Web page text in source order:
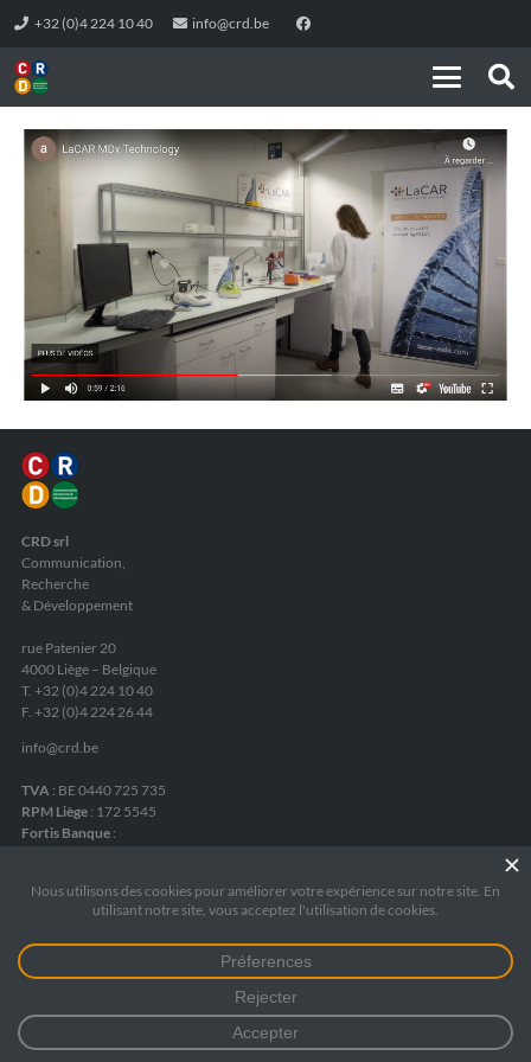
+32 (0)4 224 10 40 info@crd.be
CRD srl
Communication,
Recherche
& Développement
rue Patenier 20
4000 Liège – Belgique
T. +32 (0)4 224 10 40
F. +32 (0)4 224 26 44
info@crd.be
TVA : BE 0440 725 735
RPM Liège : 172 5545
Fortis Banque :